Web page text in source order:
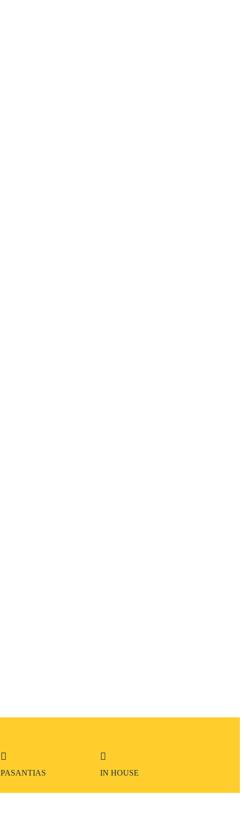
PASANTIAS IN HOUSE